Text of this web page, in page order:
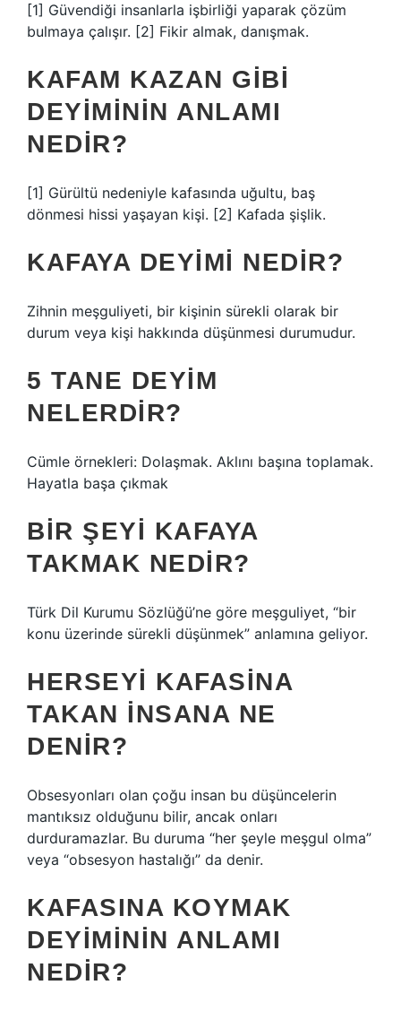
[1] Güvendiği insanlarla işbirliği yaparak çözüm
bulmaya çalışır. [2] Fikir almak, danışmak.
KAFAM KAZAN GIBI
DEYIMININ ANLAMI
NEDIR?
[1] Gürültü nedeniyle kafasında uğultu, baş
dönmesi hissi yaşayan kişi. [2] Kafada şişlik.
KAFAYA DEYIMI NEDIR?
Zihnin meşguliyeti, bir kişinin sürekli olarak bir
durum veya kişi hakkında düşünmesi durumudur.
5 TANE DEYIM
NELERDIR?
Cümle örnekleri: Dolaşmak. Aklını başına toplamak.
Hayatla başa çıkmak
BIR ŞEYI KAFAYA
TAKMAK NEDIR?
Türk Dil Kurumu Sözlüğü’ne göre meşguliyet, “bir
konu üzerinde sürekli düşünmek” anlamına geliyor.
HERSEYI KAFASINA
TAKAN INSANA NE
DENIR?
Obsesyonları olan çoğu insan bu düşüncelerin
mantıksız olduğunu bilir, ancak onları
durduramazlar. Bu duruma “her şeyle meşgul olma”
veya “obsesyon hastalığı” da denir.
KAFASINA KOYMAK
DEYIMININ ANLAMI
NEDIR?